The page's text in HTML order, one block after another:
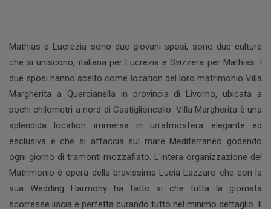
Mathias e Lucrezia sono due giovani sposi, sono due culture
che si uniscono, italiana per Lucrezia e Svizzera per Mathias. I
due sposi hanno scelto come location del loro matrimonio Villa
Margherita a Quercianella in provincia di Livorno, ubicata a
pochi chilometri a nord di Castiglioncello. Villa Margherita è una
splendida location immersa in un'atmosfera elegante ed
esclusiva e che si affaccia sul mare Mediterraneo godendo
ogni giorno di tramonti mozzafiato. L'intera organizzazione del
Matrimonio è opera della bravissima Lucia Lazzaro che con la
sua Wedding Harmony ha fatto si che tutta la giornata
scorresse liscia e perfetta curando tutto nel minimo dettaglio. Il